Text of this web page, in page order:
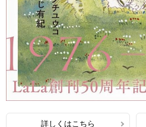
詳しくはこちら